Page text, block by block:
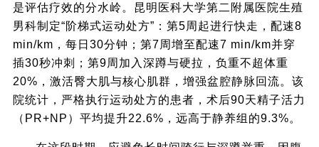
是评估疗效的分水岭。昆明医科大学第二附属医院生殖
男科制定“阶梯式运动处方”：第5周起进行快走，配速8
min/km，每日30分钟；第7周增至配速7 min/km并穿
插30秒冲刺；第9周加入深蹲与硬拉，负重不超体重
20%，激活臀大肌与核心肌群，增强盆腔静脉回流。该
院统计，严格执行运动处方的患者，术后90天精子活力
（PR+NP）平均提升22.6%，远高于静养组的9.3%。